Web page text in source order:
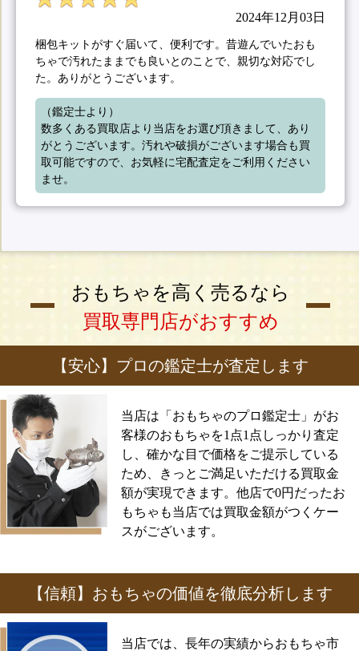
2024年12月03日
梱包キットがすぐ届いて、便利です。昔遊んでいたおも
ちゃで汚れたままでも良いとのことで、親切な対応でし
た。ありがとうございます。
（鑑定士より）
数多くある買取店より当店をお選び頂きまして、あり
がとうございます。汚れや破損がございます場合も買
取可能ですので、お気軽に宅配査定をご利用ください
ませ。
おもちゃを高く売るなら
買取専門店がおすすめ
【安心】プロの鑑定士が査定します
当店は「おもちゃのプロ鑑定士」がお
客様のおもちゃを1点1点しっかり査定
し、確かな目で価格をご提示している
ため、きっとご満足いただける買取金
額が実現できます。他店で0円だったお
もちゃも当店では買取金額がつくケー
スがございます。
【信頼】おもちゃの価値を徹底分析します
当店では、長年の実績からおもちゃ市